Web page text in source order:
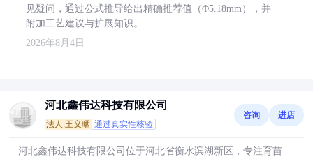
见疑问，通过公式推导给出精确推荐值（Φ5.18mm），并
附加工艺建议与扩展知识。
2026年8月4日
河北鑫伟达科技有限公司
法人:王义晒 通过真实性核验
咨询 进店
河北鑫伟达科技有限公司位于河北省衡水滨湖新区，专注育苗